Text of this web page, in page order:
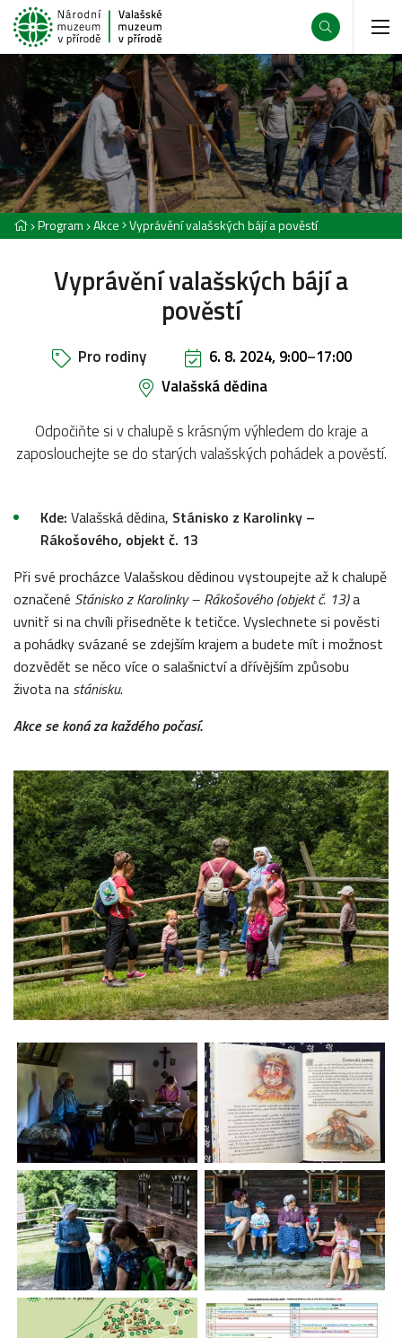
Program Akce Vyprávění valašských bájí a pověstí
Vyprávění valašských bájí a
pověstí
Pro rodiny 6. 8. 2024, 9:00–17:00
Valašská dědina
Odpočiňte si v chalupě s krásným výhledem do kraje a
zaposlouchejte se do starých valašských pohádek a pověstí.
Kde: Valašská dědina, Stánisko z Karolinky –
Rákošového, objekt č. 13
Při své procházce Valašskou dědinou vystoupejte až k chalupě
označené Stánisko z Karolinky – Rákošového (objekt č. 13)a
uvnitř si na chvíli přisedněte k tetičce. Vyslechnete si pověsti
a pohádky svázané se zdejším krajem a budete mít i možnost
dozvědět se něco více o salašnictví a dřívějším způsobu
života na stánisku.
Akce se koná za každého počasí.